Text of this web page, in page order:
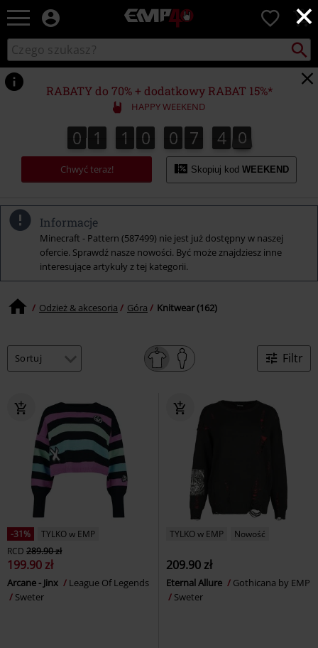
×
EMP
Merch
Fanów:
Muzyki,
Filmów,
Seriali
Gier
Moda
Alternatywna.
0
Wyszukaj
katalog
Szukaj
RABATY do 70% + dodatkowy RABAT 15%*
HAPPY WEEKEND
0
0 1
1 1
1 0
0 0
0 7
7 3
4
3 8
9
0
9
Chwyć teraz! Skopiuj kod WEEKEND
Informacje
Minecraft - Pattern (587499) nie jest już dostępny w naszej
ofercie. Sprawdź nasze nowości. Być może znajdziesz inne
interesujące artykuły z tej kategorii.
Odzież & akcesoria Góra Knitwear (162)
Filtr
-31%
TYLKO w EMP
RCD 289.90 zł
199.90 zł
Arcane - Jinx
League Of Legends
Sweter
TYLKO w EMP Nowość
209.90 zł
Eternal Allure
Gothicana by EMP
Sweter